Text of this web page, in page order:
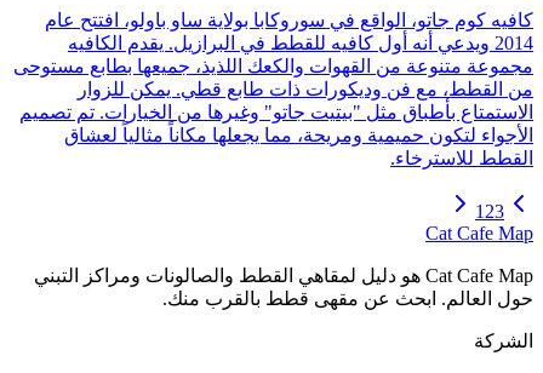
كافيه كوم جاتو، الواقع في سوروكابا بولاية ساو باولو، افتتح عام
2014 ويدعي أنه أول كافيه للقطط في البرازيل. يقدم الكافيه
مجموعة متنوعة من القهوات والكعك اللذيذ، جميعها بطابع مستوحى
من القطط، مع فن وديكورات ذات طابع قطي. يمكن للزوار
الاستمتاع بأطباق مثل "بيتيت جاتو" وغيرها من الخيارات. تم تصميم
الأجواء لتكون حميمية ومريحة، مما يجعلها مكاناً مثالياً لعشاق
القطط للاسترخاء.
1 23
Cat Cafe Map
Cat Cafe Map هو دليل لمقاهي القطط والصالونات ومراكز التبني
حول العالم. ابحث عن مقهى قطط بالقرب منك.
الشركة